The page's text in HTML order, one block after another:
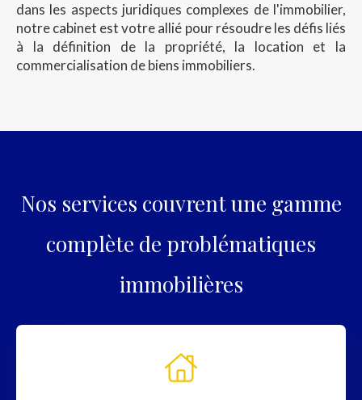
dans les aspects juridiques complexes de l'immobilier,
notre cabinet est votre allié pour résoudre les défis liés
à la définition de la propriété, la location et la
commercialisation de biens immobiliers.
Nos services couvrent une gamme
complète de problématiques
immobilières